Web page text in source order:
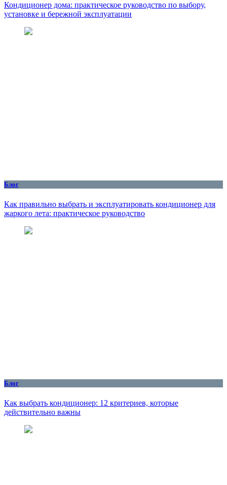
Кондиционер дома: практическое руководство по выбору,
установке и бережной эксплуатации
Блог
Как правильно выбрать и эксплуатировать кондиционер для
жаркого лета: практическое руководство
Блог
Как выбрать кондиционер: 12 критериев, которые
действительно важны